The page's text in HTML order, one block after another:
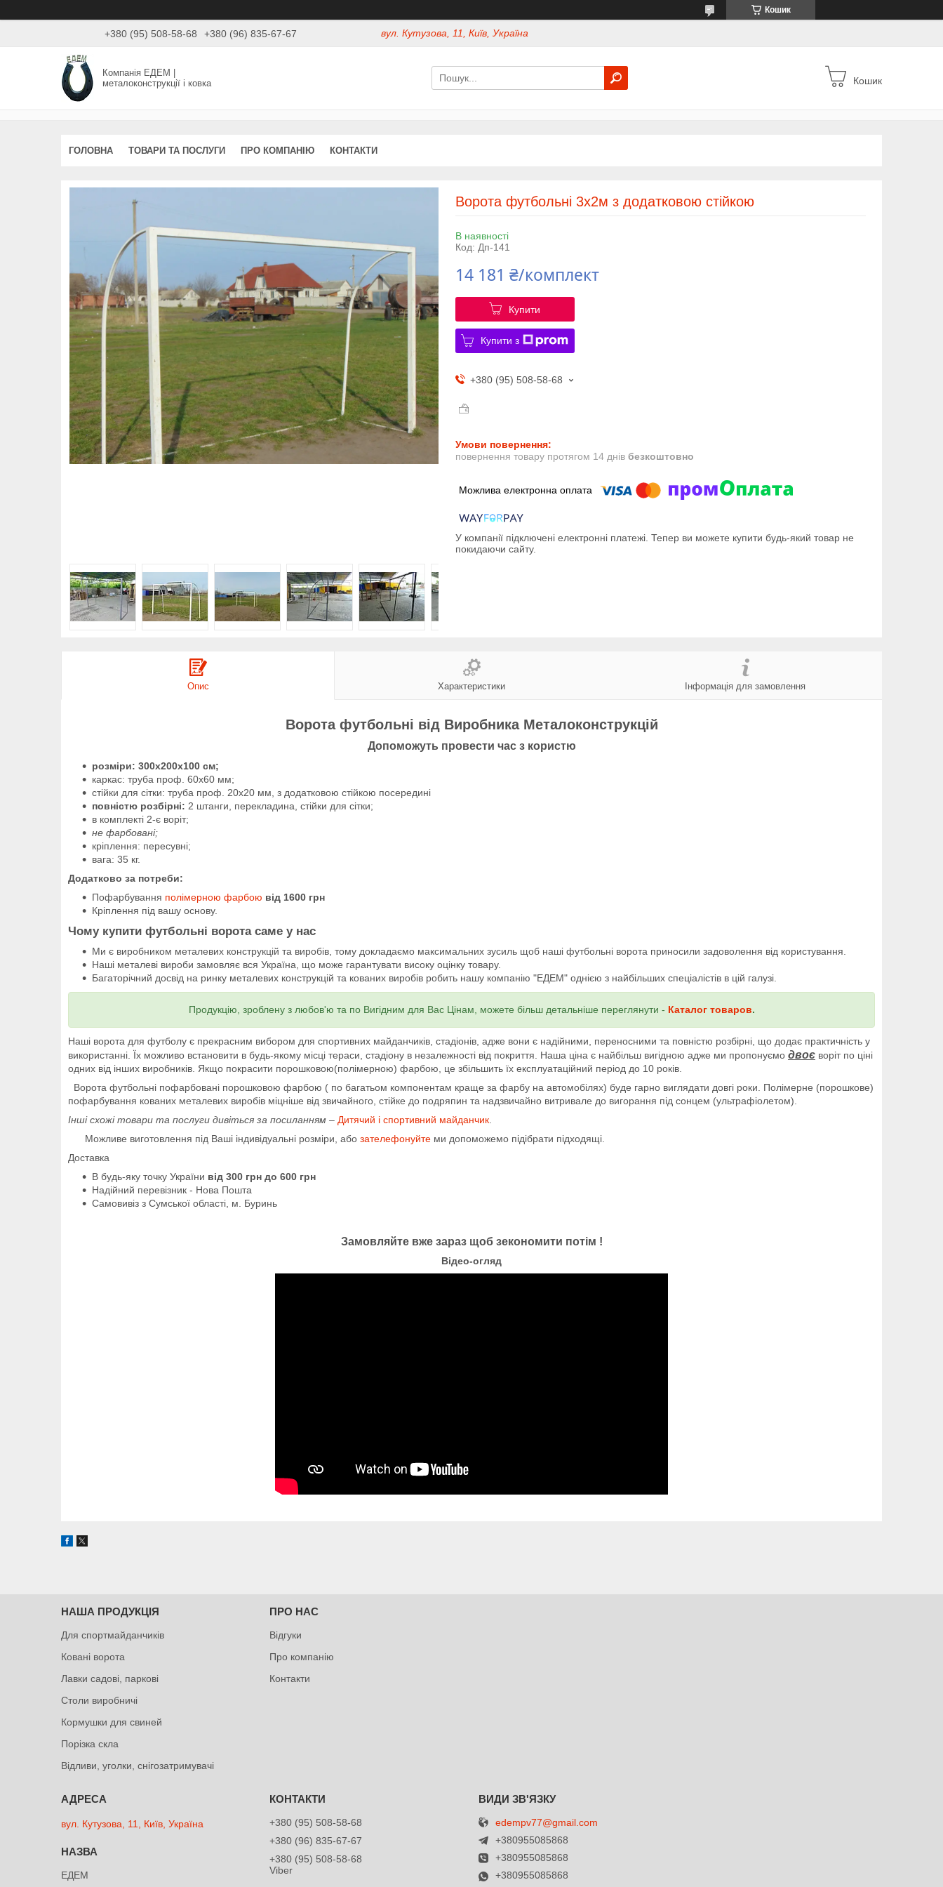
Кошик
+380 (95) 508-58-68 +380 (96) 835-67-67 вул. Кутузова, 11, Київ, Україна
Компанія ЕДЕМ |
металоконструкції і ковка
Кошик
ГОЛОВНА ТОВАРИ ТА ПОСЛУГИ ПРО КОМПАНІЮ КОНТАКТИ
Ворота футбольні 3х2м з додатковою стійкою
В наявності
Код: Дп-141
14 181 ₴/комплект
Купити
Купити з
+380 (95) 508-58-68
повернення товару протягом 14 днів безкоштовно
У компанії підключені електронні платежі. Тепер ви можете купити будь-який товар не
покидаючи сайту.
Опис Характеристики Інформація для замовлення
Ворота футбольні від Виробника Металоконструкцій
Допоможуть провести час з користю
розміри: 300х200х100 см;
каркас: труба проф. 60х60 мм;
стійки для сітки: труба проф. 20х20 мм, з додатковою стійкою посередині
повністю розбірні: 2 штанги, перекладина, стійки для сітки;
в комплекті 2-є воріт;
не фарбовані;
кріплення: пересувні;
вага: 35 кг.
Додатково за потреби:
Пофарбування полімерною фарбою від 1600 грн
Кріплення під вашу основу.
Чому купити футбольні ворота саме у нас
Ми є виробником металевих конструкцій та виробів, тому докладаємо максимальних зусиль щоб наші футбольні ворота приносили задоволення від користування.
Наші металеві вироби замовляє вся Україна, що може гарантувати високу оцінку товару.
Багаторічний досвід на ринку металевих конструкцій та кованих виробів робить нашу компанію "ЕДЕМ" однією з найбільших спеціалістів в цій галузі.
Продукцію, зроблену з любов'ю та по Вигідним для Вас Цінам, можете більш детальніше переглянути - Каталог товаров.
Наші ворота для футболу є прекрасним вибором для спортивних майданчиків, стадіонів, адже вони є надійними, переносними та повністю розбірні, що додає практичність у
використанні. Їх можливо встановити в будь-якому місці тераси, стадіону в незалежності від покриття. Наша ціна є найбільш вигідною адже ми пропонуємо двоє воріт по ціні
одних від інших виробників. Якщо покрасити порошковою(полімерною) фарбою, це збільшить їх експлуатаційний період до 10 років.
Ворота футбольні пофарбовані порошковою фарбою ( по багатьом компонентам краще за фарбу на автомобілях) буде гарно виглядати довгі роки. Полімерне (порошкове)
пофарбування кованих металевих виробів міцніше від звичайного, стійке до подряпин та надзвичайно витривале до вигорання під сонцем (ультрафіолетом).
Інші схожі товари та послуги дивіться за посиланням – Дитячий і спортивний майданчик
Можливе виготовлення під Ваші індивідуальні розміри, або зателефонуйте ми допоможемо підібрати підходящі.
Доставка
В будь-яку точку України від 300 грн до 600 грн
Надійний перевізник - Нова Пошта
Самовивіз з Сумської області, м. Буринь
Замовляйте вже зараз щоб зекономити потім !
Відео-огляд
НАША ПРОДУКЦІЯ
Для спортмайданчиків
Ковані ворота
Лавки садові, паркові
Столи виробничі
Кормушки для свиней
Порізка скла
Відливи, уголки, снігозатримувачі
ПРО НАС
Відгуки
Про компанію
Контакти
вул. Кутузова, 11, Київ, Україна
ЕДЕМ
+380 (95) 508-58-68
+380 (96) 835-67-67
+380 (95) 508-58-68
Viber
edempv77@gmail.com
+380955085868
+380955085868
+380955085868